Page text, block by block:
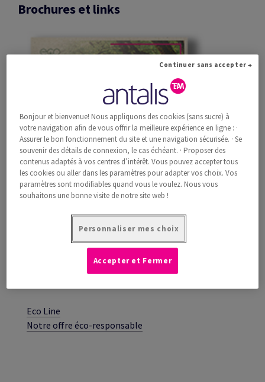
Brochures et links
Eco Line
Notre offre éco-responsable
Bonjour et bienvenue! Nous appliquons des cookies (sans sucre) à
votre navigation afin de vous offrir la meilleure expérience en ligne : ·
Assurer le bon fonctionnement du site et une navigation sécurisée. · Se
souvenir des détails de connexion, le cas échéant. · Proposer des
contenus adaptés à vos centres d’intérêt. Vous pouvez accepter tous
les cookies ou aller dans les paramètres pour adapter vos choix. Vos
paramètres sont modifiables quand vous le voulez. Nous vous
souhaitons une bonne visite de notre site web !
Personnaliser mes choix
Continuer sans accepter →
Accepter et Fermer